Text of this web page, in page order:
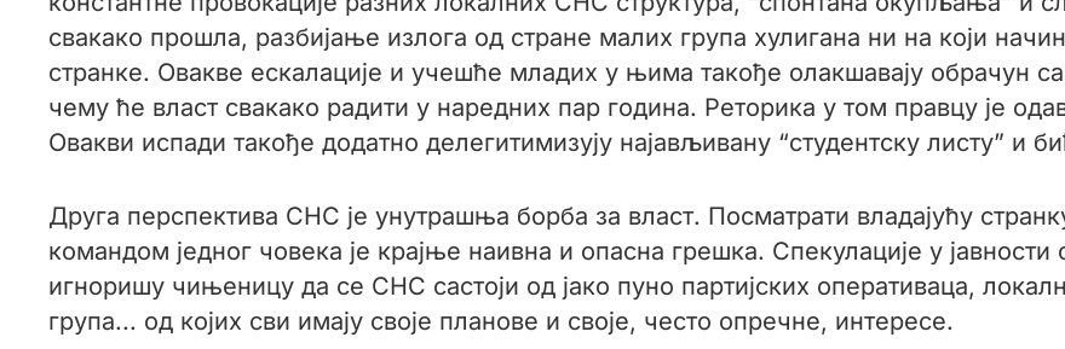
свакако прошла, разбијање излога од стране малих група хулигана ни на који
странке. Овакве ескалације и учешће младих у њима такође олакшавају обрачун
чему ће власт свакако радити у наредних пар година. Реторика у том правцу је
Овакви испади такође додатно делегитимизују најављивану “студентску листу” и
Друга перспектива СНС је унутрашња борба за власт. Посматрати владајућу
командом једног човека је крајње наивна и опасна грешка. Спекулације у
игноришу чињеницу да се СНС састоји од јако пуно партијских оперативаца,
група... од којих сви имају своје планове и своје, често опречне, интересе.